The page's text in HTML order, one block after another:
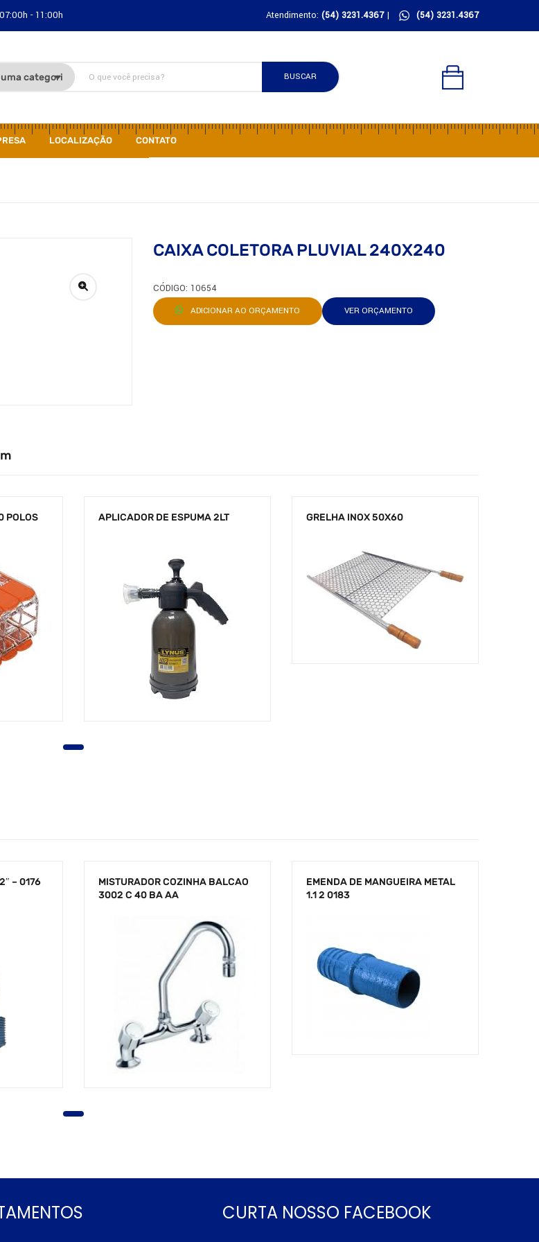
- 11:00h Atendimento: (54) 3231.4367| (54) 3231.4367
BUSCAR
LOCALIZAÇÃO CONTATO
CAIXA COLETORA PLUVIAL 240X240
CÓDIGO: 10654
ADICIONAR AO ORÇAMENTO VER ORÇAMENTO
POLOS
APLICADOR DE ESPUMA 2LT GRELHA INOX 50X60
– 0176
MISTURADOR COZINHA BALCAO
3002 C 40 BA AA
EMENDA DE MANGUEIRA METAL
1.1 2 0183
CURTA NOSSO FACEBOOK